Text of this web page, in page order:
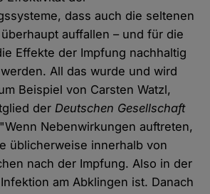
dass auch die seltenen
auffallen – und für die
Effekte der Impfung nachhaltig
All das wurde und wird
Beispiel von Carsten Watzl,
derDeutschen Gesellschaft
Nebenwirkungen auftreten,
üblicherweise innerhalb von
nach der Impfung. Also in der
am Abklingen ist. Danach